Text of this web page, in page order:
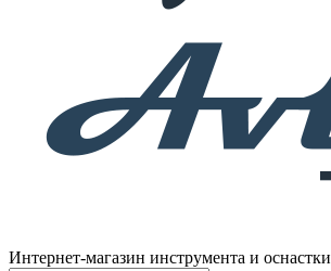
Интернет-магазин инструмента и оснастки